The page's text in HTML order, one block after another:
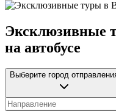
Эксклюзивные
на автобусе
Выберите город